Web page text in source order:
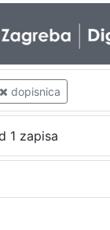
dopisnica
1 zapisa